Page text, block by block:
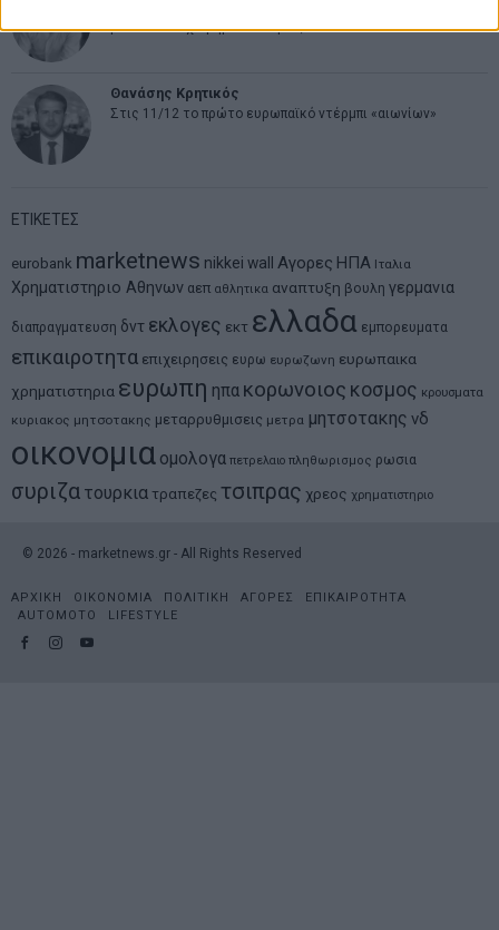
μοντέλο επιχειρηματικότητας
Θανάσης Κρητικός
Στις 11/12 το πρώτο ευρωπαϊκό ντέρμπι «αιωνίων»
ΕΤΙΚΕΤΕΣ
eurobank marketnews nikkei wall Αγορες ΗΠΑ Ιταλια
Χρηματιστηριο Αθηνων αεπ αθλητικα αναπτυξη βουλη γερμανια
διαπραγματευση δντ εκλογες εκτ ελλαδα εμπορευματα
επικαιροτητα επιχειρησεις ευρω ευρωζωνη ευρωπαικα
χρηματιστηρια ευρωπη ηπα κορωνοιος κοσμος κρουσματα
κυριακος μητσοτακης μεταρρυθμισεις μετρα μητσοτακης νδ
οικονομια ομολογα πετρελαιο πληθωρισμος ρωσια
συριζα τουρκια τραπεζες τσιπρας χρεος χρηματιστηριο
© 2026 - marketnews.gr - All Rights Reserved
ΑΡΧΙΚΗ ΟΙΚΟΝΟΜΙΑ ΠΟΛΙΤΙΚΗ ΑΓΟΡΕΣ
ΕΠΙΚΑΙΡΟΤΗΤΑ
AUTOMOTO
LIFESTYLE